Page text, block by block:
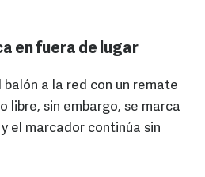
en fuera de lugar
a la red con un remate
libre, sin embargo, se marca
el marcador continúa sin